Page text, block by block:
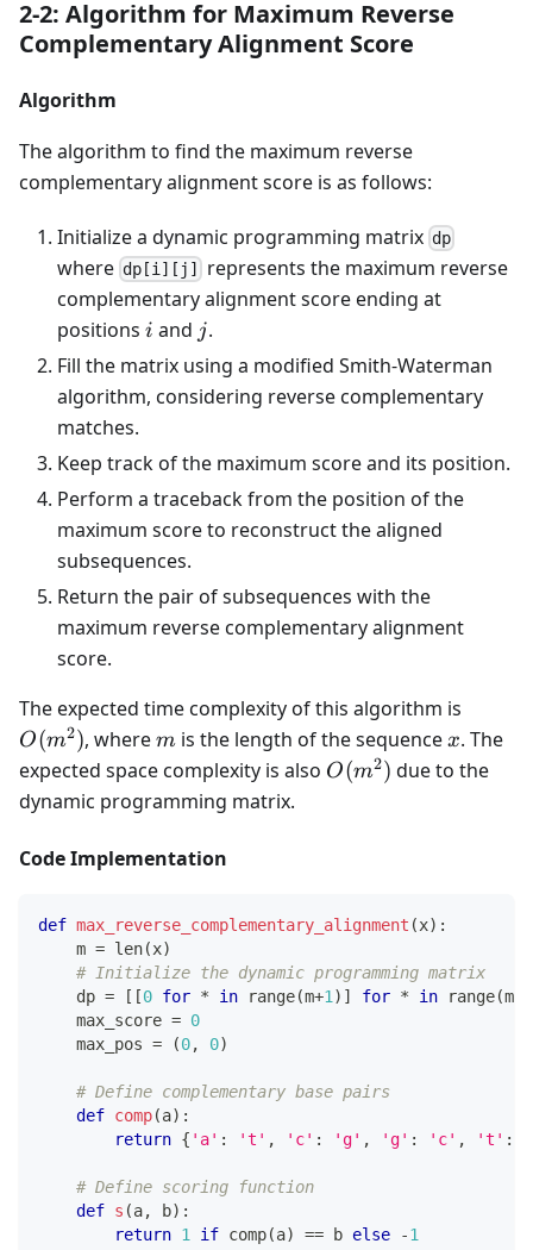
2-2: Algorithm for Maximum Reverse
Complementary Alignment Score
Algorithm
The algorithm to find the maximum reverse
complementary alignment score is as follows:
Initialize a dynamic programming matrix dp
where dp[i][j]
represents the maximum reverse
complementary alignment score ending at
positions i
i and jj.
Fill the matrix using a modified Smith-Waterman
algorithm, considering reverse complementary
matches.
Keep track of the maximum score and its position.
Perform a traceback from the position of the
maximum score to reconstruct the aligned
subsequences.
Return the pair of subsequences with the
maximum reverse complementary alignment
score.
The expected time complexity of this algorithm is
O(m2), wherem
mis the length of the sequence x
x. The
expected space complexity is also O(m^2)
O(m2) due to the
dynamic programming matrix.
Code Implementation
def max_reverse_complementary_alignment (x) :
    m
= len(x)
# Initialize the dynamic programming matrix
    dp
= [ [0 for * in range(m+1 ) ] for * in range(m
    max_score
= 0
    max_pos
= (0, 0)
# Define complementary base pairs
def comp(a) :
return { 'a' : 't' , 'c' : 'g' , 'g' : 'c' , 't' :
# Define scoring function
def s (a, b) :
return 1 if comp(a) == b else -1